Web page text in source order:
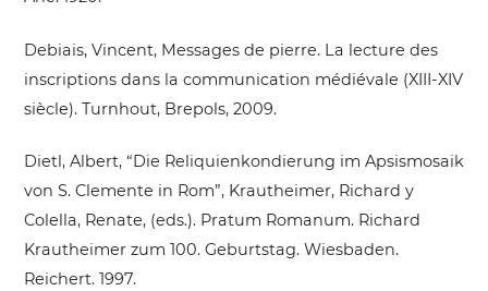
Debiais, Vincent, Messages de pierre. La lecture des
inscriptions dans la communication médiévale (XIII-XIV
siècle). Turnhout, Brepols, 2009.
Dietl, Albert, “Die Reliquienkondierung im Apsismosaik
von S. Clemente in Rom”, Krautheimer, Richard y
Colella, Renate, (eds.). Pratum Romanum. Richard
Krautheimer zum 100. Geburtstag. Wiesbaden.
Reichert. 1997.